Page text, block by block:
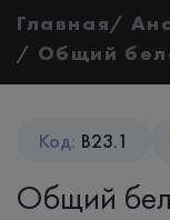
Главная
Общий
Код: B23.1
Общий